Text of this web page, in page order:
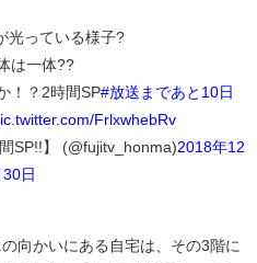
光っている様子?
は一体??
！？2時間SP#放送まであと10日
FrlxwhebRv
SP!!】 (@fujitv_honma)2018年12
30日
向かいにある自宅は、その3階に